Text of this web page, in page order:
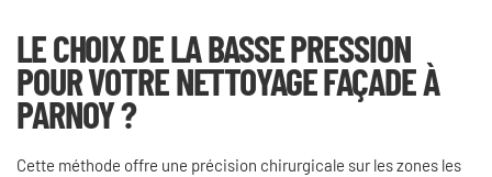
LE CHOIX DE LA BASSE PRESSION
POUR VOTRE NETTOYAGE FAÇADE À
PARNOY ?
Cette méthode offre une précision chirurgicale sur les zones les